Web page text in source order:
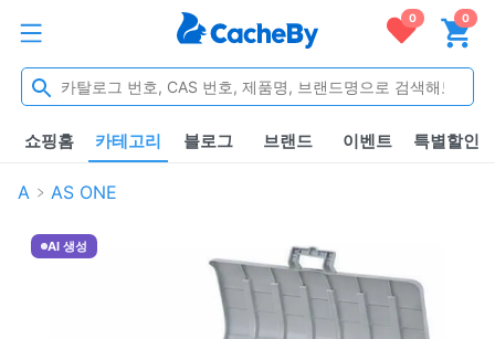
0 0
쇼핑홈 카테고리 블로그 브랜드 이벤트 특별할인
A AS ONE
AI 생성